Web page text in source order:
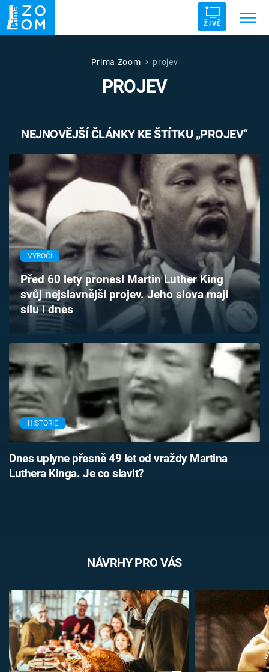
ŽIVĚ
UFO DRUHÁ SVĚTOVÁ VÁLKA
VETŘELCI DÁVNOVĚKU
Témata
Témata
Pořady
TV Program
Časopis
Sledujte prima+
Přihlášení
Sledujte nás
Prima Zoom projev
PROJEV
NEJNOVĚJŠÍ ČLÁNKY KE ŠTÍTKU „PROJEV“
VÝROČÍ
Před 60 lety pronesl Martin Luther King
svůj nejslavnější projev. Jeho slova mají
sílu i dnes
HISTORIE
Dnes uplyne přesně 49 let od vraždy Martina
Luthera Kinga. Je co slavit?
NÁVRHY PRO VÁS